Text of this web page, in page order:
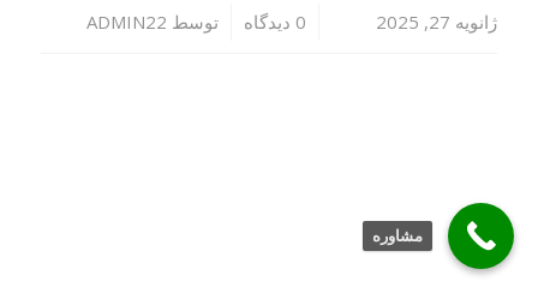
ژانویه 27, 2025 / 0 دیدگاه/ توسط ADMIN22
مشاوره